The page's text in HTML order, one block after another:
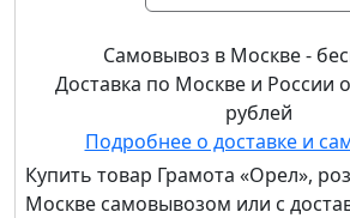
Самовывоз в Москве -
Доставка по Москве и России
рублей
Подробнее о доставке и
Купить товар Грамота «Орел»,
Москве самовывозом или с